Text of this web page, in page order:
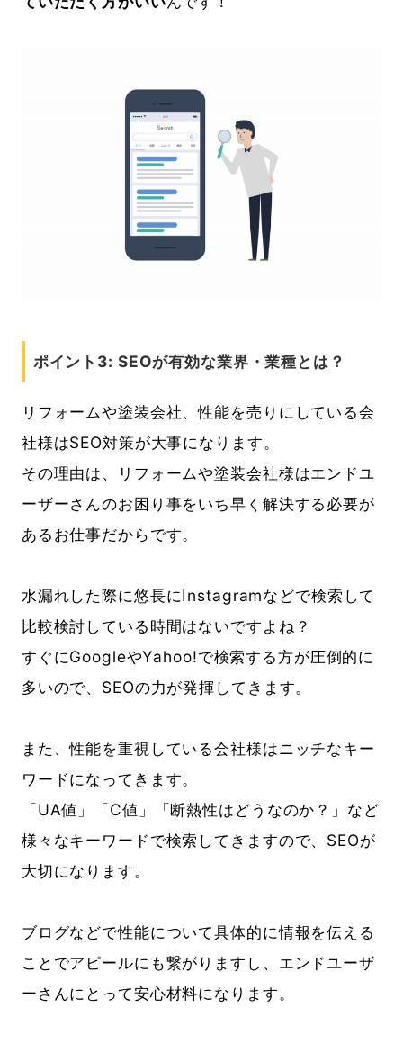
ポイント3: SEOが有効な業界・業種とは？
リフォームや塗装会社、性能を売りにしている会
社様はSEO対策が大事になります。
その理由は、リフォームや塗装会社様はエンドユ
ーザーさんのお困り事をいち早く解決する必要が
あるお仕事だからです。
水漏れした際に悠長にInstagramなどで検索して
比較検討している時間はないですよね？
すぐにGoogleやYahoo!で検索する方が圧倒的に
多いので、SEOの力が発揮してきます。
また、性能を重視している会社様はニッチなキー
ワードになってきます。
「UA値」「C値」「断熱性はどうなのか？」など
様々なキーワードで検索してきますので、SEOが
大切になります。
ブログなどで性能について具体的に情報を伝える
ことでアピールにも繋がりますし、エンドユーザ
ーさんにとって安心材料になります。